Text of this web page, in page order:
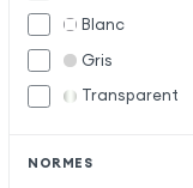
Forever
Muvit
Blanc
Gris
Transparent
NORMES